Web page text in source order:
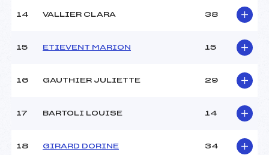
Ouvreurs D :
Température arrivée :
Ben
14 VALLIER CLARA 38
15 ETIEVENT MARION 15
16 GAUTHIER JULIETTE 29
17 BARTOLI LOUISE 14
18 GIRARD DORINE 34